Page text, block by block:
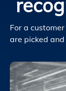
For a
are picked